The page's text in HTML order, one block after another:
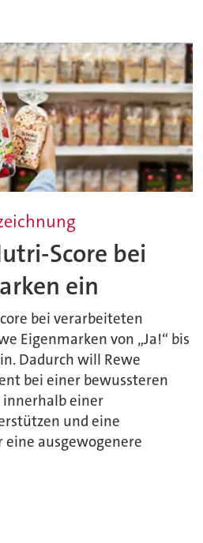
Score bei
ein
bei verarbeiteten
Eigenmarken von „Ja!“ bis
Dadurch will Rewe
bei einer bewussteren
einer
und eine
ausgewogenere